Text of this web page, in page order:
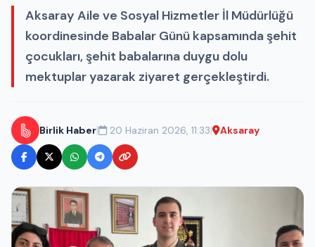
Aksaray Aile ve Sosyal Hizmetler İl Müdürlüğü
koordinesinde Babalar Günü kapsamında şehit
çocukları, şehit babalarına duygu dolu
mektuplar yazarak ziyaret gerçekleştirdi.
Birlik Haber| 20 Haziran 2026, 11:33| Aksaray